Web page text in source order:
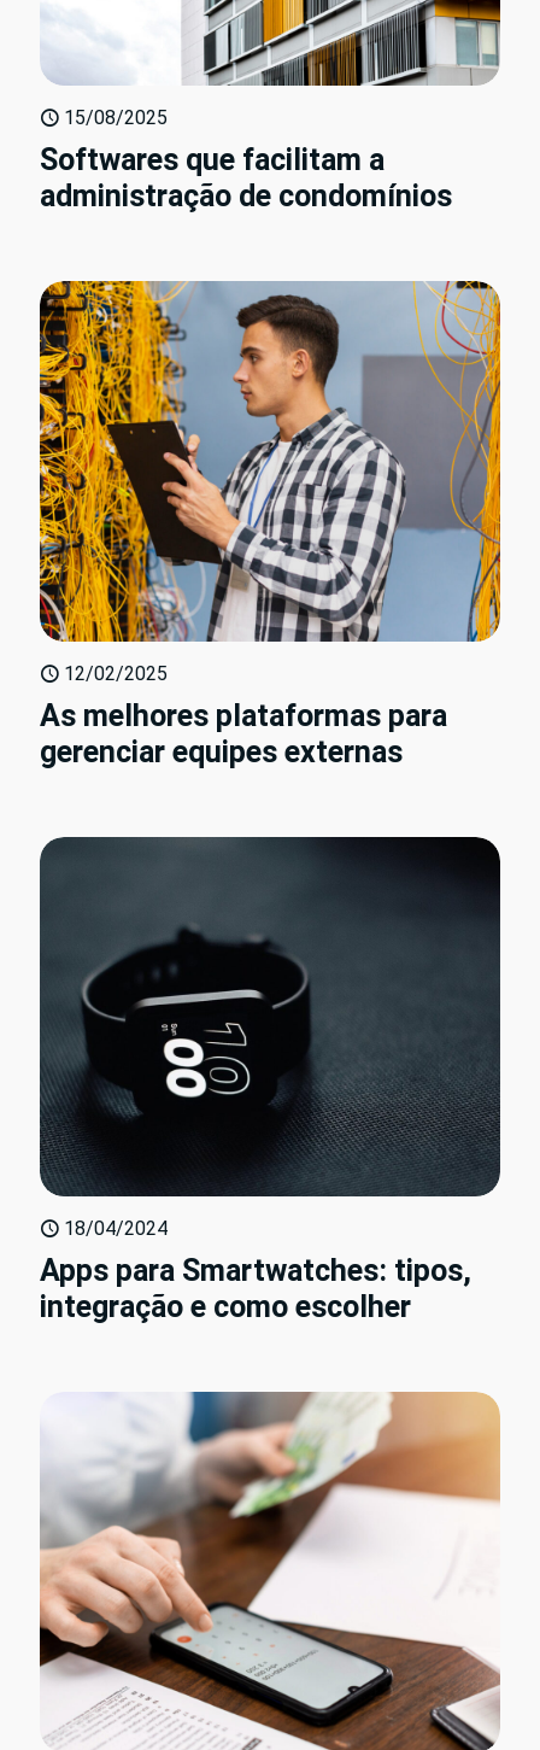
15/08/2025
Softwares que facilitam a
administração de condomínios
12/02/2025
As melhores plataformas para
gerenciar equipes externas
18/04/2024
Apps para Smartwatches: tipos,
integração e como escolher